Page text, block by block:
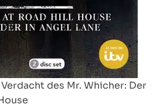
des Mr. Whicher: Der